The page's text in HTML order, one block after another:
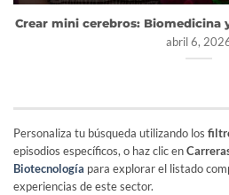
Crear mini cerebros: Biomedicina
abril 6,
Personaliza tu búsqueda utilizando los
episodios específicos, o haz clic en
Biotecnología para explorar el listado
experiencias de este sector.